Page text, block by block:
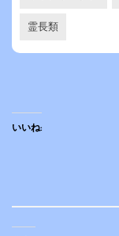
霊長類
いいね: